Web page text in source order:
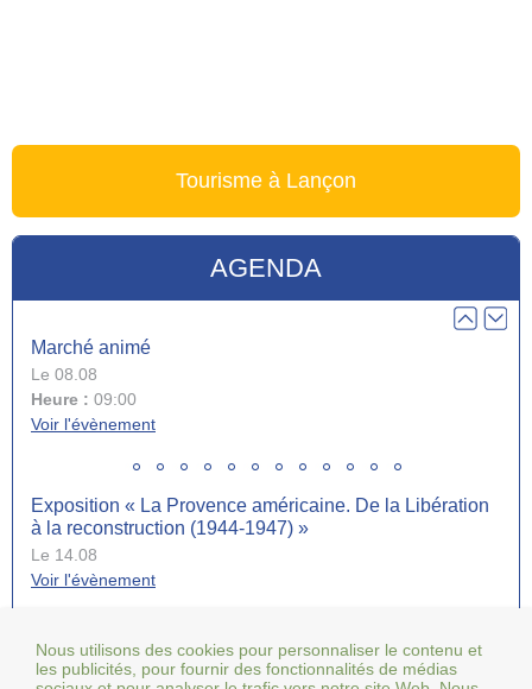
Tourisme à Lançon
AGENDA
Réunion d’information mutuelle AXA
Le 13.10
Heure :18:00
Marché animé
Le 08.08
Heure : 09:00
Voir l'évènement
Exposition « La Provence américaine. De la Libération
à la reconstruction (1944-1947) »
Le 14.08
Voir l'évènement
Collecte de sang jeudi 20 août de 15h à 19h30
Nous utilisons des cookies pour personnaliser le contenu et
les publicités, pour fournir des fonctionnalités de médias